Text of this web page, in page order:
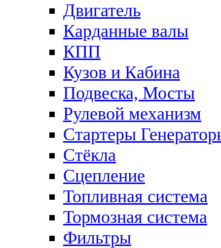
Двигатель
Карданные валы
КПП
Кузов и Кабина
Подвеска, Мосты
Рулевой механизм
Стартеры
Стёкла
Сцепление
Топливная система
Тормозная система
Фильтры